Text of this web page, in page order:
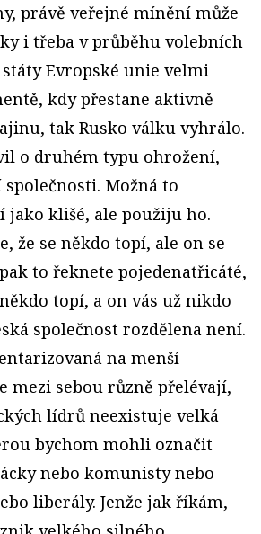
právě veřejné mínění může
i třeba v průběhu volebních
Evropské unie velmi
kdy přestane aktivně
tak Rusko válku vyhrálo.
o druhém typu ohrožení,
Možná to
klišé, ale použiju ho.
že se někdo topí, ale on se
to řeknete pojedenatřicáté,
topí, a on vás už nikdo
společnost rozdělena není.
na menší
mezi sebou různě přelévají,
lídrů neexistuje velká
bychom mohli označit
nebo komunisty nebo
liberály. Jenže jak říkám,